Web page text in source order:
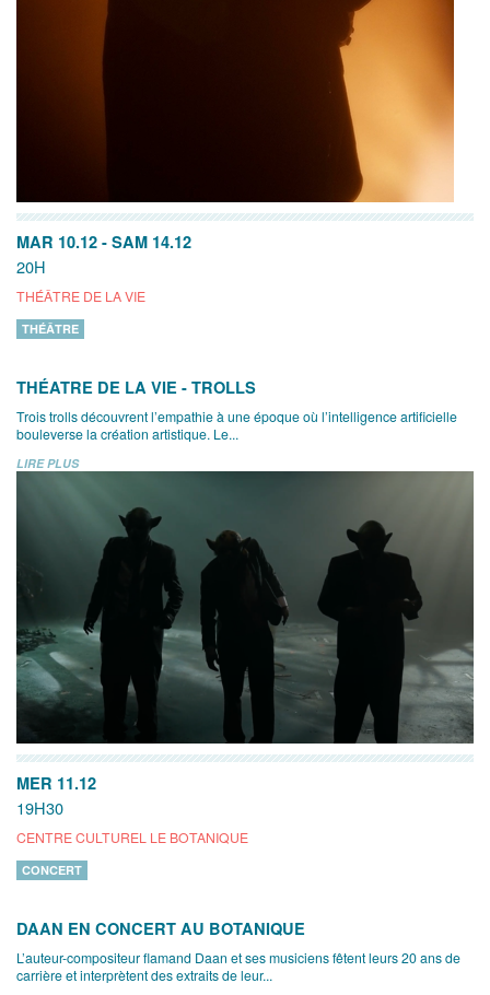
MAR 10.12 - SAM 14.12
20H
THÉÂTRE DE LA VIE
THÉÂTRE
THÉATRE DE LA VIE - TROLLS
Trois trolls découvrent l’empathie à une époque où l’intelligence artificielle
bouleverse la création artistique. Le...
LIRE PLUS
MER 11.12
19H30
CENTRE CULTUREL LE BOTANIQUE
CONCERT
DAAN EN CONCERT AU BOTANIQUE
L’auteur-compositeur flamand Daan et ses musiciens fêtent leurs 20 ans de
carrière et interprètent des extraits de leur...